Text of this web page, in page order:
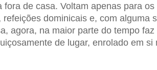
fora de casa. Voltam apenas para
refeições dominicais e, com alguma
agora, na maior parte do tempo
de lugar, enrolado em si